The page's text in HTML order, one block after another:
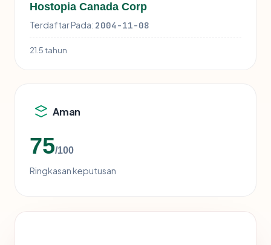
Hostopia Canada Corp
Terdaftar Pada: 2004-11-08
21.5 tahun
Aman
75/100
Ringkasan keputusan